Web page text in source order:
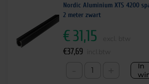
Nordic Aluminium XTS 4200
2 meter zwart
In
€31,15
€37,69